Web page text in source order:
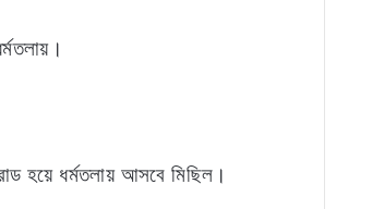
হয়ে ধর্মতলায় আসবে মিছিল।